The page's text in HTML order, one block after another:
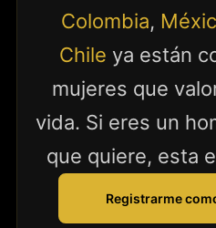
Colombia,
Chile ya están
mujeres que
vida. Si eres un
que quiere, esta
Registrarme